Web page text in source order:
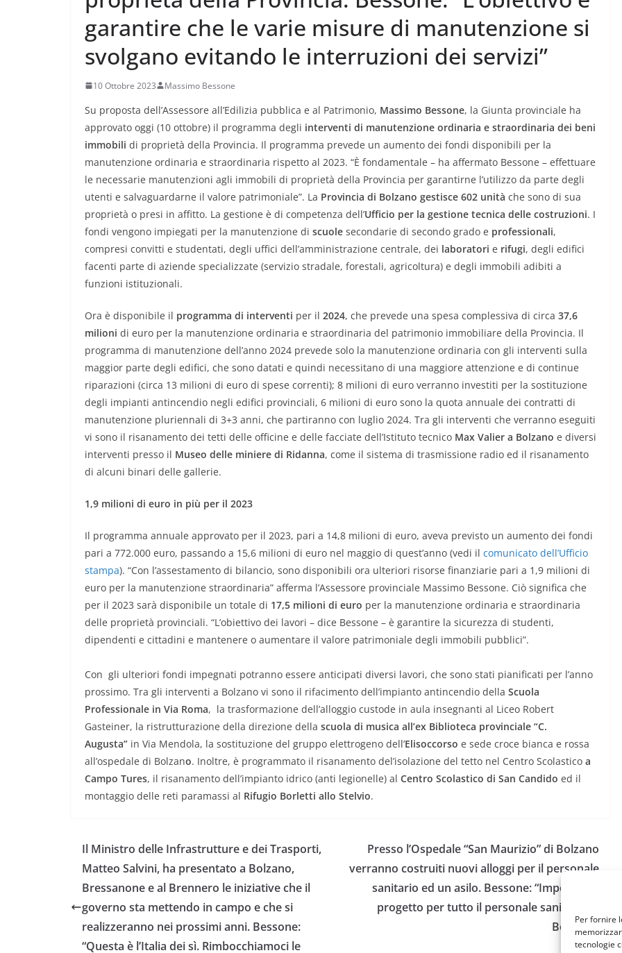
Per fornire
tecnologie
garantire che le varie misure di manutenzione si
svolgano evitando le interruzioni dei servizi”
10 Ottobre 2023 Massimo Bessone
Su proposta dell’Assessore all’Edilizia pubblica e al Patrimonio, Massimo Bessone, la Giunta provinciale ha
approvato oggi (10 ottobre) il programma degli interventi di manutenzione ordinaria e straordinaria dei beni
immobili di proprietà della Provincia. Il programma prevede un aumento dei fondi disponibili per la
manutenzione ordinaria e straordinaria rispetto al 2023. “È fondamentale – ha affermato Bessone – effettuare
le necessarie manutenzioni agli immobili di proprietà della Provincia per garantirne l’utilizzo da parte degli
utenti e salvaguardarne il valore patrimoniale”. La Provincia di Bolzano gestisce 602 unità che sono di sua
proprietà o presi in affitto. La gestione è di competenza dell’Ufficio per la gestione tecnica delle costruzioni. I
fondi vengono impiegati per la manutenzione di scuole secondarie di secondo grado e professionali,
compresi convitti e studentati, degli uffici dell’amministrazione centrale, dei laboratori e rifugi, degli edifici
facenti parte di aziende specializzate (servizio stradale, forestali, agricoltura) e degli immobili adibiti a
funzioni istituzionali.
Ora è disponibile il programma di interventi per il 2024, che prevede una spesa complessiva di circa 37,6
milioni di euro per la manutenzione ordinaria e straordinaria del patrimonio immobiliare della Provincia. Il
programma di manutenzione dell’anno 2024 prevede solo la manutenzione ordinaria con gli interventi sulla
maggior parte degli edifici, che sono datati e quindi necessitano di una maggiore attenzione e di continue
riparazioni (circa 13 milioni di euro di spese correnti); 8 milioni di euro verranno investiti per la sostituzione
degli impianti antincendio negli edifici provinciali, 6 milioni di euro sono la quota annuale dei contratti di
manutenzione pluriennali di 3+3 anni, che partiranno con luglio 2024. Tra gli interventi che verranno eseguiti
vi sono il risanamento dei tetti delle officine e delle facciate dell’Istituto tecnico Max Valier a Bolzano e diversi
interventi presso il Museo delle miniere di Ridanna, come il sistema di trasmissione radio ed il risanamento
di alcuni binari delle gallerie.
1,9 milioni di euro in più per il 2023
Il programma annuale approvato per il 2023, pari a 14,8 milioni di euro, aveva previsto un aumento dei fondi
pari a 772.000 euro, passando a 15,6 milioni di euro nel maggio di quest’anno (vedi il comunicato dell’Ufficio
stampa). “Con l’assestamento di bilancio, sono disponibili ora ulteriori risorse finanziarie pari a 1,9 milioni di
euro per la manutenzione straordinaria” afferma l’Assessore provinciale Massimo Bessone. Ciò significa che
per il 2023 sarà disponibile un totale di 17,5 milioni di euro per la manutenzione ordinaria e straordinaria
delle proprietà provinciali. “L’obiettivo dei lavori – dice Bessone – è garantire la sicurezza di studenti,
dipendenti e cittadini e mantenere o aumentare il valore patrimoniale degli immobili pubblici”.
Con gli ulteriori fondi impegnati potranno essere anticipati diversi lavori, che sono stati pianificati per l’anno
prossimo. Tra gli interventi a Bolzano vi sono il rifacimento dell’impianto antincendio della Scuola
Professionale in Via Roma, la trasformazione dell’alloggio custode in aula insegnanti al Liceo Robert
Gasteiner, la ristrutturazione della direzione della scuola di musica all’ex Biblioteca provinciale “C.
Augusta” in Via Mendola, la sostituzione del gruppo elettrogeno dell’Elisoccorso e sede croce bianca e rossa
all’ospedale di Bolzano. Inoltre, è programmato il risanamento del’isolazione del tetto nel Centro Scolastico a
Campo Tures, il risanamento dell’impianto idrico (anti legionelle) al Centro Scolastico di San Candido ed il
montaggio delle reti paramassi al Rifugio Borletti allo Stelvio.
Il Ministro delle Infrastrutture e dei Trasporti,
Matteo Salvini, ha presentato a Bolzano,
Bressanone e al Brennero le iniziative che il
governo sta mettendo in campo e che si
realizzeranno nei prossimi anni. Bessone:
“Questa è l’Italia dei sì. Rimbocchiamoci le
Presso l’Ospedale “San Maurizio” di Bolzano
verranno costruiti nuovi alloggi per il personale
sanitario ed un asilo. Bessone: “Importante
progetto per tutto il personale sanitario di
Bolzano”